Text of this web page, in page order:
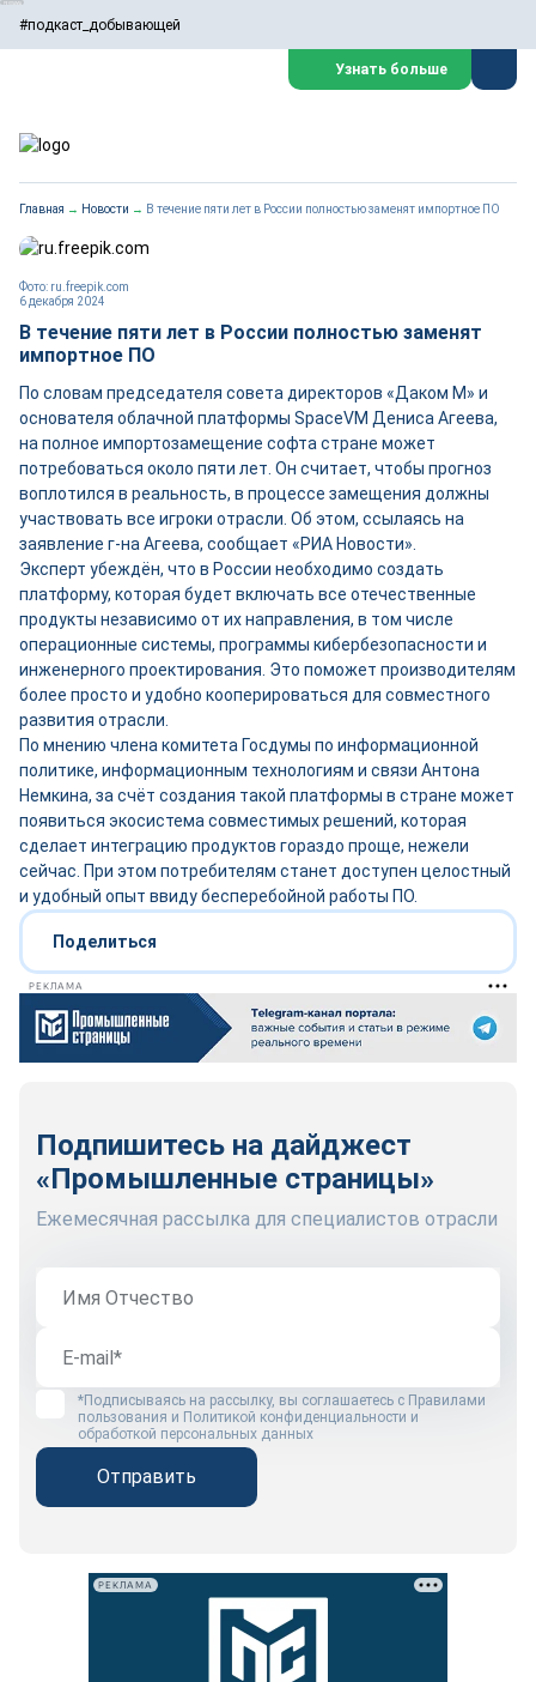
#подкаст_добывающей
Узнать больше
Главная → Новости → В течение пяти лет в России полностью заменят импортное ПО
6 декабря 2024
Фото: ru.freepik.com
В течение пяти лет в России полностью заменят
импортное ПО
По словам председателя совета директоров «Даком М» и
основателя облачной платформы SpaceVM Дениса Агеева,
на полное импортозамещение софта стране может
потребоваться около пяти лет. Он считает, чтобы прогноз
воплотился в реальность, в процессе замещения должны
участвовать все игроки отрасли. Об этом, ссылаясь на
заявление г-на Агеева, сообщает «РИА Новости».
Эксперт убеждён, что в России необходимо создать
платформу, которая будет включать все отечественные
продукты независимо от их направления, в том числе
операционные системы, программы кибербезопасности и
инженерного проектирования. Это поможет производителям
более просто и удобно кооперироваться для совместного
развития отрасли.
По мнению члена комитета Госдумы по информационной
политике, информационным технологиям и связи Антона
Немкина, за счёт создания такой платформы в стране может
появиться экосистема совместимых решений, которая
сделает интеграцию продуктов гораздо проще, нежели
сейчас. При этом потребителям станет доступен целостный
и удобный опыт ввиду бесперебойной работы ПО.
Поделиться
РЕКЛАМА
Подпишитесь на дайджест
«Промышленные страницы»
Ежемесячная рассылка для специалистов отрасли
*Подписываясь на рассылку, вы соглашаетесь с Правилами
пользования и Политикой конфиденциальности и
обработкой персональных данных
Отправить
РЕКЛАМА